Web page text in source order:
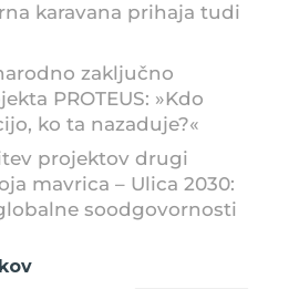
karavana prihaja tudi
zaključno
PROTEUS: »Kdo
ko ta nazaduje?«
projektov drugi
mavrica – Ulica 2030:
soodgovornosti